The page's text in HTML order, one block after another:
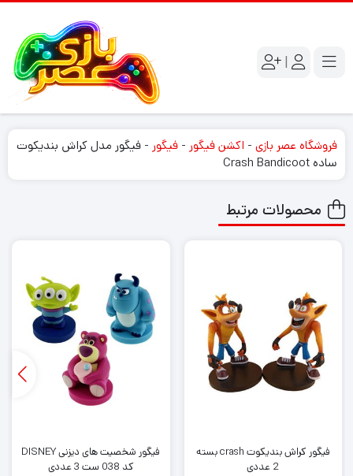
|
فروشگاه عصر بازی - اکشن فیگور - فیگور - فیگور مدل کراش بندیکوت
ساده Crash Bandicoot
محصولات مرتبط
فیگور کراش بندیکوت crash بسته
2 عددی
فیگور شخصیت های دیزنی DISNEY
کد 038 ست 3 عددی